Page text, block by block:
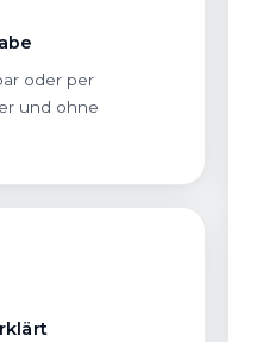
oder per
und ohne